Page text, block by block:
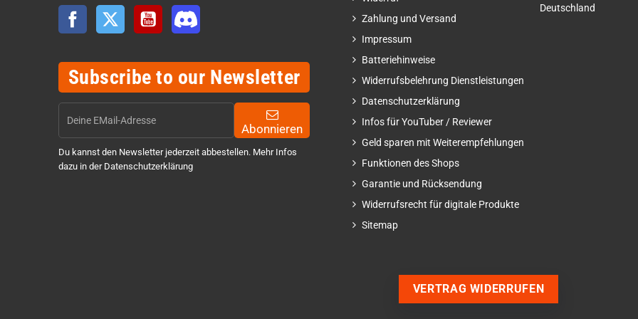
Facebook Twitter YouTube
Subscribe to our Newsletter
Abonnieren
Du kannst den Newsletter jederzeit abbestellen. Mehr Infos
dazu in der Datenschutzerklärung
Zahlung und Versand
Impressum
Batteriehinweise
Widerrufsbelehrung Dienstleistungen
Datenschutzerklärung
Infos für YouTuber / Reviewer
Geld sparen mit Weiterempfehlungen
Funktionen des Shops
Garantie und Rücksendung
Widerrufsrecht für digitale Produkte
Sitemap
Deutschland
VERTRAG WIDERRUFEN